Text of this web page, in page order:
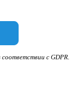
с GDPR.